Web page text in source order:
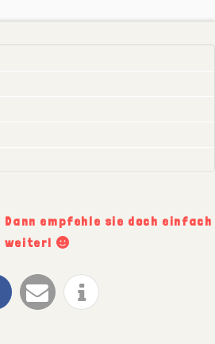
empfehle sie doch einfach
weiter!